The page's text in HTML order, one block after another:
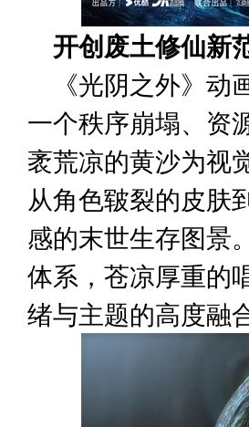
开创废土修仙新
《光阴之外》动
一个秩序崩塌、资
袤荒凉的黄沙为视
从角色皲裂的皮肤
感的末世生存图景
体系，苍凉厚重的
绪与主题的高度融合